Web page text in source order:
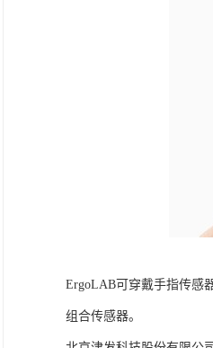
ErgoLAB可穿戴手指传感
组合传感器。